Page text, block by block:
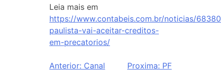
Leia mais em
https://www.contabeis.com.br/noticias/
paulista-vai-aceitar-creditos-
em-precatorios/
Anterior: Canal
Proxima: PF